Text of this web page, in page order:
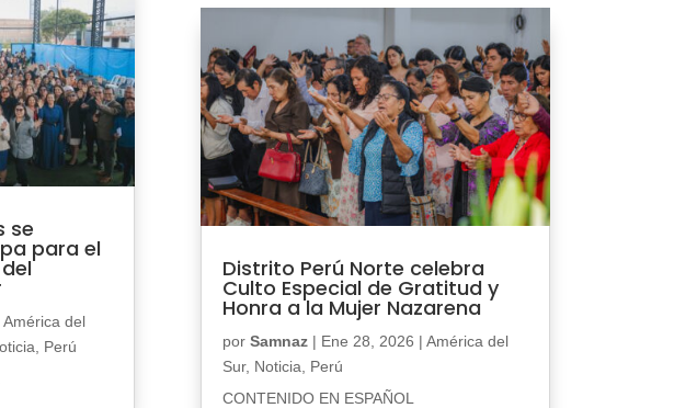
se
para el
América del
Perú
Distrito Perú Norte celebra
Culto Especial de Gratitud y
Honra a la Mujer Nazarena
por Samnaz| Ene 28, 2026 | América del
Sur, Noticia
Perú
CONTENIDO EN ESPAÑOL